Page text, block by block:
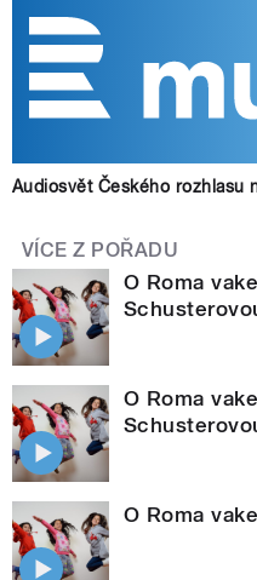
Audiosvět Českého rozhlasu
VÍCE Z POŘADU
O Roma
O Roma
O Roma